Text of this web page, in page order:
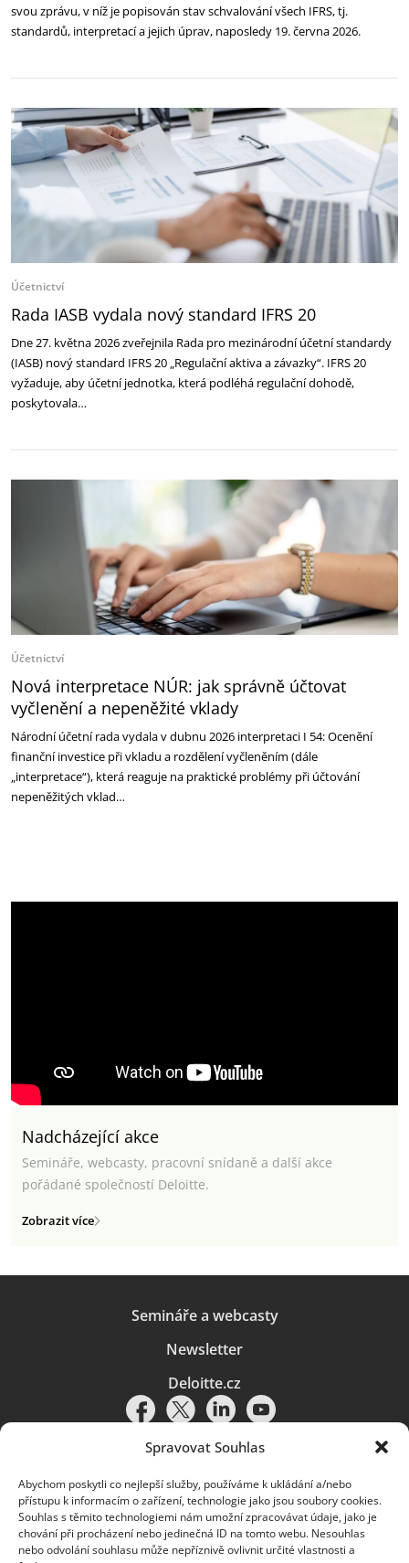
Spravovat Souhlas
Abychom poskytli co nejlepší služby, používáme k ukládání a/nebo
přístupu k informacím o zařízení, technologie jako jsou soubory cookies.
Souhlas s těmito technologiemi nám umožní zpracovávat údaje, jako je
chování při procházení nebo jedinečná ID na tomto webu. Nesouhlas
nebo odvolání souhlasu může nepříznivě ovlivnit určité vlastnosti a
svou zprávu, v níž je popisován stav schvalování všech IFRS, tj.
standardů, interpretací a jejich úprav, naposledy 19. června 2026.
Účetnictví
Rada IASB vydala nový standard IFRS 20
Dne 27. května 2026 zveřejnila Rada pro mezinárodní účetní standardy
(IASB) nový standard IFRS 20 „Regulační aktiva a závazky“. IFRS 20
vyžaduje, aby účetní jednotka, která podléhá regulační dohodě,
poskytovala…
Účetnictví
Nová interpretace NÚR: jak správně účtovat
vyčlenění a nepeněžité vklady
Národní účetní rada vydala v dubnu 2026 interpretaci I 54: Ocenění
finanční investice při vkladu a rozdělení vyčleněním (dále
„interpretace“), která reaguje na praktické problémy při účtování
nepeněžitých vklad…
Nadcházející akce
Semináře, webcasty, pracovní snídaně a další akce
pořádané společností Deloitte.
Zobrazit více
Semináře a webcasty
Newsletter
Deloitte.cz
Pravidla používání|Ochrana osobních údajů|Soubory cookies |
Deloitte.cz
© 2026. Více informací najdete vPravidlech používání.